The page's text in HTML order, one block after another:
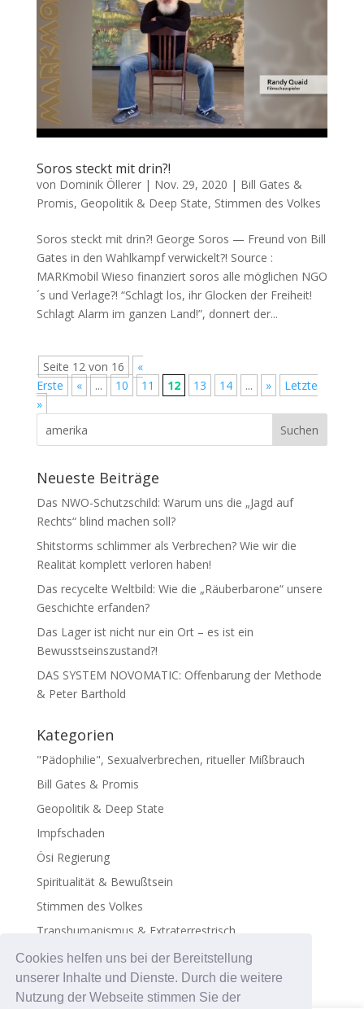
Cookies helfen uns bei der Bereitstellung
unserer Inhalte und Dienste. Durch die weitere
Nutzung der Webseite stimmen Sie der
Soros steckt mit drin?!
von Dominik Öllerer| Nov. 29, 2020 | Bill Gates &
Promis, Geopolitik & Deep State, Stimmen des Volkes
Soros steckt mit drin?! Geor­ge Soros — Freund von Bill
Gates in den Wahl­kampf verwickelt?! Source :
MARKmobil Wie­so finan­ziert soros alle mög­li­chen NGO
´s und Verlage?! “Schlagt los, ihr Glo­cken der Frei­heit!
Schlagt Alarm im gan­zen Land!”, don­nert der...
Seite 12 von 16
«
Erste
« ... 10 11 12 13 14 ... »
Letzte
»
Neueste Beiträge
Das NWO-Schutzschild: Warum uns die „Jagd auf
Rechts“ blind machen soll?
Shitstorms schlimmer als Verbrechen? Wie wir die
Realität komplett verloren haben!
Das recycelte Weltbild: Wie die „Räuberbarone“ unsere
Geschichte erfanden?
Das Lager ist nicht nur ein Ort – es ist ein
Bewusstseinszustand?!
DAS SYSTEM NOVOMATIC: Offenbarung der Methode
& Peter Barthold
Kategorien
"Pädophilie", Sexualverbrechen, ritueller Mißbrauch
Bill Gates & Promis
Geopolitik & Deep State
Impfschaden
Ösi Regierung
Spiritualität & Bewußtsein
Stimmen des Volkes
Transhumanismus & Extraterrestrisch
Virus - Exosomen